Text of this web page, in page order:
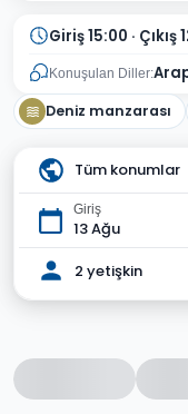
Giriş 15:00 · Çıkış
Konuşulan Diller:
Deniz manzarası
Tüm konumlar
Giriş
13 Ağu
2 yetişkin